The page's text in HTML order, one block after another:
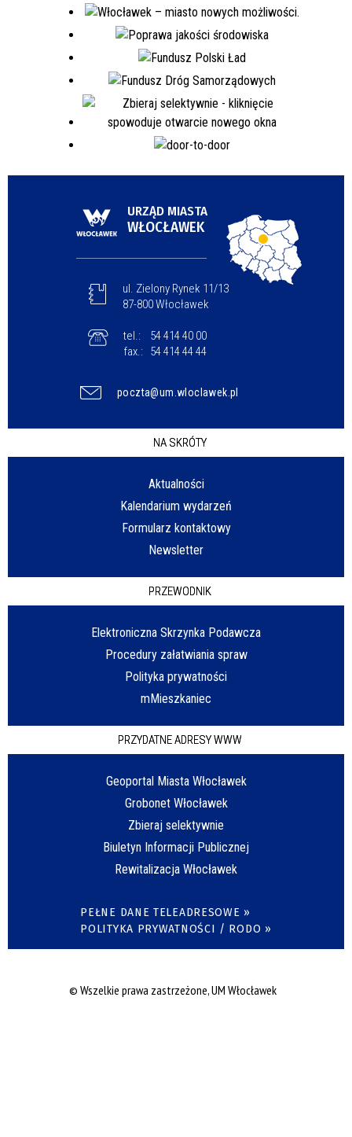
URZĄD MIASTA
WŁOCŁAWEK
ul. Zielony Rynek 11/13
87-800 Włocławek
tel.:
54 414 40 00
fax.:
54 414 44 44
poczta@um.wloclawek.pl
NA SKRÓTY
Aktualności
Kalendarium wydarzeń
Formularz kontaktowy
Newsletter
PRZEWODNIK
Elektroniczna Skrzynka Podawcza
Procedury załatwiania spraw
Polityka prywatności
mMieszkaniec
PRZYDATNE ADRESY WWW
Geoportal Miasta Włocławek
Grobonet Włocławek
Zbieraj selektywnie
Biuletyn Informacji Publicznej
Rewitalizacja Włocławek
PEŁNE DANE TELEADRESOWE »
POLITYKA PRYWATNOŚCI / RODO »
© Wszelkie prawa zastrzeżone, UM Włocławek